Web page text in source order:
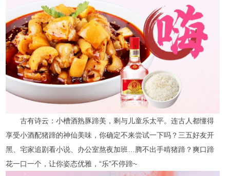
古有诗云：小槽酒熟豚蹄美，剩与儿童乐太平。连古人都懂得
享受小酒配猪蹄的神仙美味，你确定不来尝试一下吗？三五好友开
黑、宅家追剧看小说、办公室熬夜加班…腾不出手啃猪蹄？爽口蹄
花一口一个，让你姿态优雅，“乐”不停蹄~